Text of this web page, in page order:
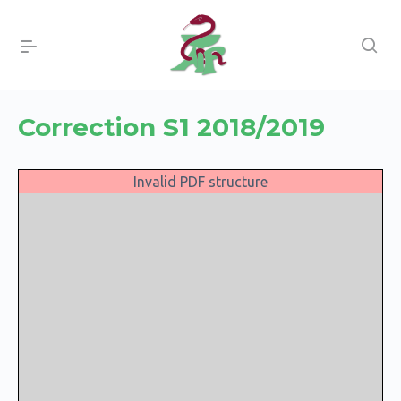
Correction S1 2018/2019
Invalid PDF structure